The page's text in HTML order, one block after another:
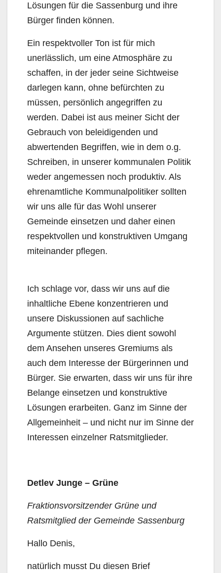
Lösungen für die Sassenburg und ihre
Bürger finden können.
Ein respektvoller Ton ist für mich
unerlässlich, um eine Atmosphäre zu
schaffen, in der jeder seine Sichtweise
darlegen kann, ohne befürchten zu
müssen, persönlich angegriffen zu
werden. Dabei ist aus meiner Sicht der
Gebrauch von beleidigenden und
abwertenden Begriffen, wie in dem o.g.
Schreiben, in unserer kommunalen Politik
weder angemessen noch produktiv. Als
ehrenamtliche Kommunalpolitiker sollten
wir uns alle für das Wohl unserer
Gemeinde einsetzen und daher einen
respektvollen und konstruktiven Umgang
miteinander pflegen.
Ich schlage vor, dass wir uns auf die
inhaltliche Ebene konzentrieren und
unsere Diskussionen auf sachliche
Argumente stützen. Dies dient sowohl
dem Ansehen unseres Gremiums als
auch dem Interesse der Bürgerinnen und
Bürger. Sie erwarten, dass wir uns für ihre
Belange einsetzen und konstruktive
Lösungen erarbeiten. Ganz im Sinne der
Allgemeinheit – und nicht nur im Sinne der
Interessen einzelner Ratsmitglieder.
Detlev Junge – Grüne
Fraktionsvorsitzender Grüne und
Ratsmitglied der Gemeinde Sassenburg
Hallo Denis,
natürlich musst Du diesen Brief